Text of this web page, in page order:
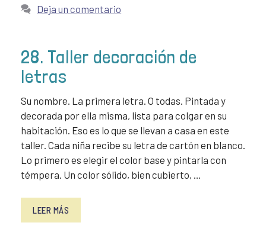
Deja un comentario
28. Taller decoración de
letras
Su nombre. La primera letra. O todas. Pintada y
decorada por ella misma, lista para colgar en su
habitación. Eso es lo que se llevan a casa en este
taller. Cada niña recibe su letra de cartón en blanco.
Lo primero es elegir el color base y pintarla con
témpera. Un color sólido, bien cubierto, …
LEER MÁS